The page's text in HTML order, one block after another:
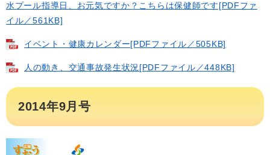
水プール指導日、お元気ですか？こちらは保健師です[PDFファ
イル／561KB]
イベント・健康カレンダー[PDFファイル／505KB]
人の動き、交通事故発生状況[PDFファイル／448KB]
2014年9月号